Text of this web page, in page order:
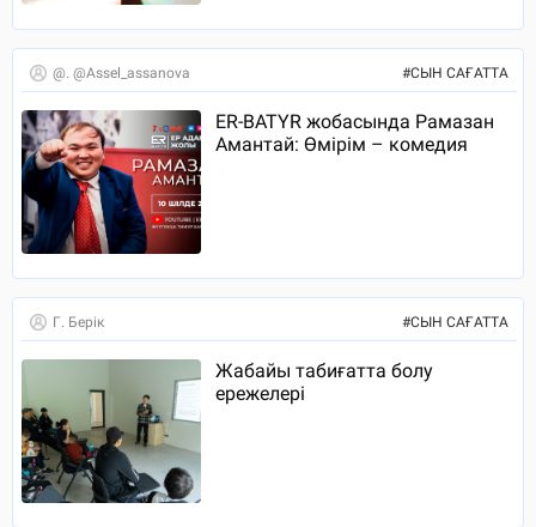
@. @assel_assanova #СЫН САҒАТТА
ER-BATYR жобасында Рамазан
Амантай: Өмірім – комедия
Г. Берік #СЫН САҒАТТА
Жабайы табиғатта болу
ережелері